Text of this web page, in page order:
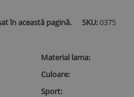
în această pagină. SKU:0375
Material lama
Culoare
Sport